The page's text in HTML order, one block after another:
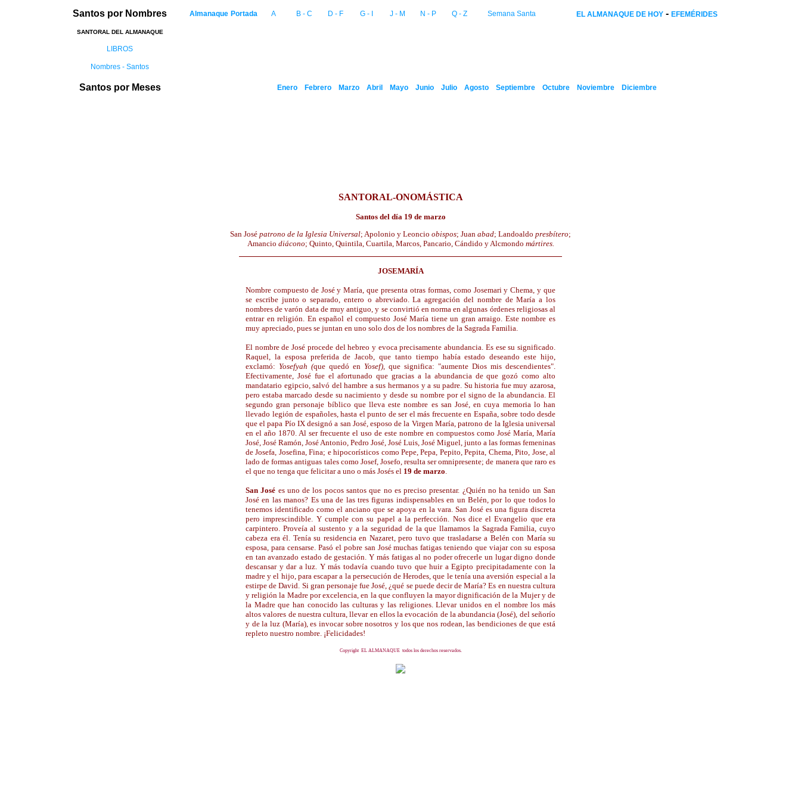
Santos por Nombres Almanaque Portada A B - C D - F G - I J - M N - P Q - Z Semana Santa EL ALMANAQUE DE HOY - EFEMÉRIDES
SANTORAL DEL ALMANAQUE
LIBROS
Nombres - Santos
Santos por Meses Enero Febrero Marzo Abril Mayo Junio Julio Agosto Septiembre Octubre Noviembre Diciembre
SANTORAL-ONOMÁSTICA
Santos del día 19 de marzo
San José patrono de la Iglesia Universal; Apolonio y Leoncio obispos; Juan abad; Landoaldo presbítero;
Amancio diácono; Quinto, Quintila, Cuartila, Marcos, Pancario, Cándido y Alcmondo mártires.
JOSEMARÍA
Nombre compuesto de José y María, que presenta otras formas, como Josemari y Chema, y que
se escribe junto o separado, entero o abreviado. La agregación del nombre de María a los
nombres de varón data de muy antiguo, y se convirtió en norma en algunas órdenes religiosas al
entrar en religión. En español el compuesto José María tiene un gran arraigo. Este nombre es
muy apreciado, pues se juntan en uno solo dos de los nombres de la Sagrada Familia.
El nombre de José procede del hebreo y evoca precisamente abundancia. Es ese su significado.
Raquel, la esposa preferida de Jacob, que tanto tiempo había estado deseando este hijo,
exclamó: Yosefyah (que quedó en Yosef), que significa: "aumente Dios mis descendientes".
Efectivamente, José fue el afortunado que gracias a la abundancia de que gozó como alto
mandatario egipcio, salvó del hambre a sus hermanos y a su padre. Su historia fue muy azarosa,
pero estaba marcado desde su nacimiento y desde su nombre por el signo de la abundancia. El
segundo gran personaje bíblico que lleva este nombre es san José, en cuya memoria lo han
llevado legión de españoles, hasta el punto de ser el más frecuente en España, sobre todo desde
que el papa Pío IX designó a san José, esposo de la Virgen María, patrono de la Iglesia universal
en el año 1870. Al ser frecuente el uso de este nombre en compuestos como José María, María
José, José Ramón, José Antonio, Pedro José, José Luis, José Miguel, junto a las formas femeninas
de Josefa, Josefina, Fina; e hipocorísticos como Pepe, Pepa, Pepito, Pepita, Chema, Pito, Jose, al
lado de formas antiguas tales como Josef, Josefo, resulta ser omnipresente; de manera que raro es
el que no tenga que felicitar a uno o más Josés el 19 de marzo.
San José es uno de los pocos santos que no es preciso presentar. ¿Quién no ha tenido un San
José en las manos? Es una de las tres figuras indispensables en un Belén, por lo que todos lo
tenemos identificado como el anciano que se apoya en la vara. San José es una figura discreta
pero imprescindible. Y cumple con su papel a la perfección. Nos dice el Evangelio que era
carpintero. Proveía al sustento y a la seguridad de la que llamamos la Sagrada Familia, cuyo
cabeza era él. Tenía su residencia en Nazaret, pero tuvo que trasladarse a Belén con María su
esposa, para censarse. Pasó el pobre san José muchas fatigas teniendo que viajar con su esposa
en tan avanzado estado de gestación. Y más fatigas al no poder ofrecerle un lugar digno donde
descansar y dar a luz. Y más todavía cuando tuvo que huir a Egipto precipitadamente con la
madre y el hijo, para escapar a la persecución de Herodes, que le tenía una aversión especial a la
estirpe de David. Si gran personaje fue José, ¿qué se puede decir de María? Es en nuestra cultura
y religión la Madre por excelencia, en la que confluyen la mayor dignificación de la Mujer y de
la Madre que han conocido las culturas y las religiones. Llevar unidos en el nombre los más
altos valores de nuestra cultura, llevar en ellos la evocación de la abundancia (José), del señorío
y de la luz (María), es invocar sobre nosotros y los que nos rodean, las bendiciones de que está
repleto nuestro nombre. ¡Felicidades!
Copyright EL ALMANAQUE todos los derechos reservados.